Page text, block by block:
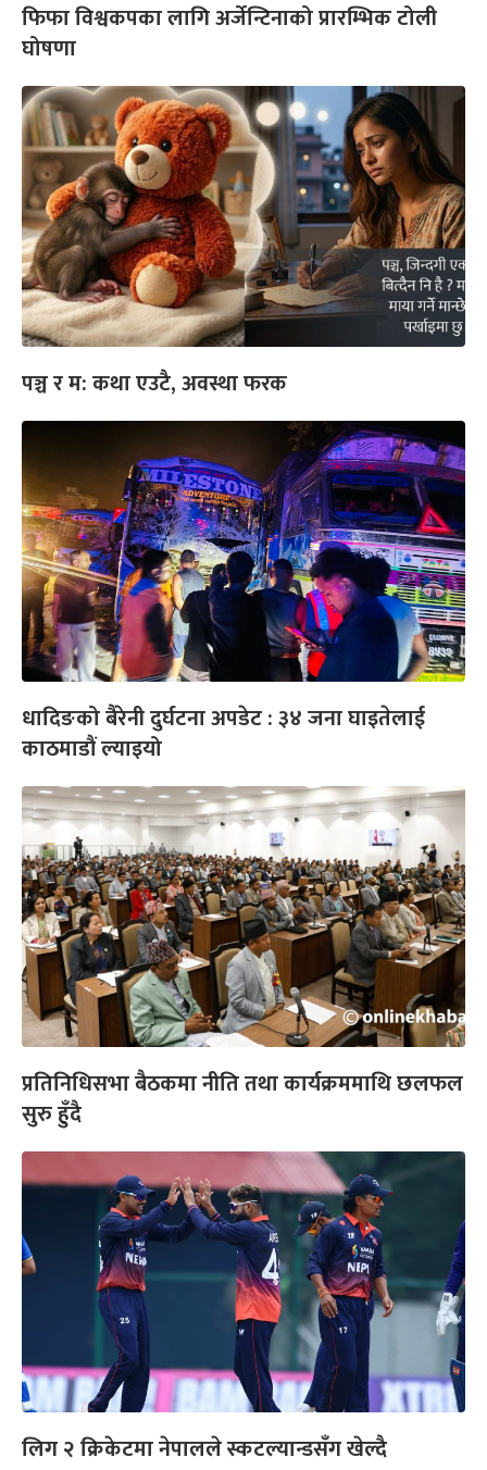
फिफा विश्वकपका लागि अर्जेन्टिनाको प्रारम्भिक टोली
घोषणा
पञ्च र म: कथा एउटै, अवस्था फरक
धादिङको बैरेनी दुर्घटना अपडेट : ३४ जना घाइतेलाई
काठमाडौं ल्याइयो
प्रतिनिधिसभा बैठकमा नीति तथा कार्यक्रममाथि छलफल
सुरु हुँदै
लिग २ क्रिकेटमा नेपालले स्कटल्यान्डसँग खेल्दै